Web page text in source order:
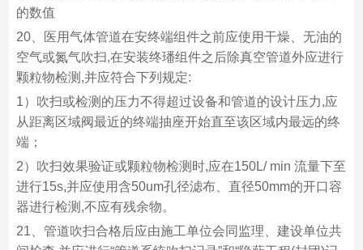
的数值
20、医用气体管道在安终端组件之前应使用干燥、无油的
空气或氮气吹扫,在安装终璠组件之后除真空管道外应进行
颗粒物检测,并应符合下列规定:
1）吹扫或检测的压力不得超过设备和管道的设计压力,应
从距离区域阀最近的终端抽座开始直至该区域内最远的终
端；
2）吹扫效果验证或颗粒物检测时,应在150L/ min 流量下至
进行15s,并应使用含50um孔径滤布、直径50mm的开口容
器进行检测,不应有残余物。
21、管道吹扫合格后应由施工单位会同监理、建设单位共